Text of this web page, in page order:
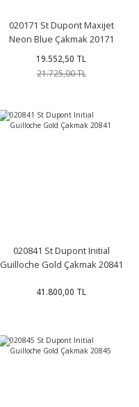
020171 St Dupont Maxijet
Neon Blue Çakmak 20171
19.552,50 TL
21.725,00 TL
020841 St Dupont Initial
Guilloche Gold Çakmak 20841
41.800,00 TL